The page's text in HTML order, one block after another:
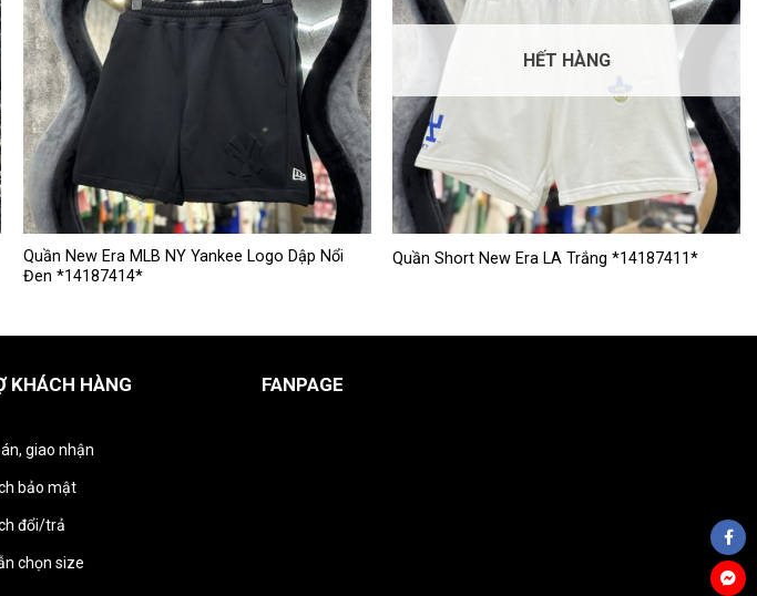
Quần New Era MLB NY Yankee Logo Dập Nổi
Đen *14187414*
Sản
phẩm
có
biến
tùy
chọn
thể
được
HẾT HÀNG
Quần Short New Era LA Trắng *14187411*
Sản
có
KHÁCH HÀNG
giao nhận
bảo mật
đổi/trả
chọn size
FANPAGE